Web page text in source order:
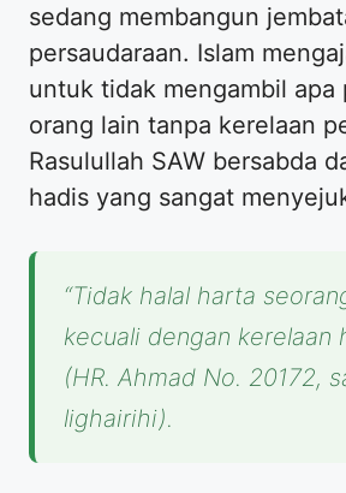
sedang membangun
persaudaraan. Islam
untuk tidak mengambil apa
orang lain tanpa kerelaan
Rasulullah SAW bersabda
hadis yang sangat
“Tidak halal harta
kecuali dengan kerelaan
(HR. Ahmad No. 20172,
lighairihi).